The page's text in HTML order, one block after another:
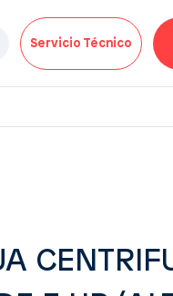
Servicio Técnico